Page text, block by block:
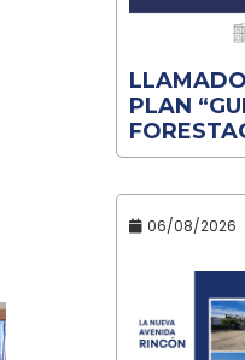
PLAN
06/08/2026